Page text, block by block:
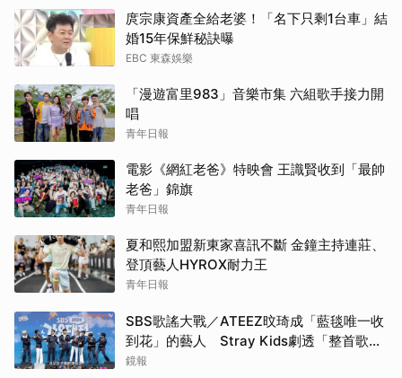
庹宗康資產全給老婆！「名下只剩1台車」結
婚15年保鮮秘訣曝
EBC 東森娛樂
「漫遊富里983」音樂市集 六組歌手接力開
唱
青年日報
電影《網紅老爸》特映會 王識賢收到「最帥
老爸」錦旗
青年日報
夏和熙加盟新東家喜訊不斷 金鐘主持連莊、
登頂藝人HYROX耐力王
青年日報
SBS歌謠大戰／ATEEZ旼琦成「藍毯唯一收
到花」的藝人 Stray Kids劇透「整首歌名
講出來」嚇到主持人
鏡報